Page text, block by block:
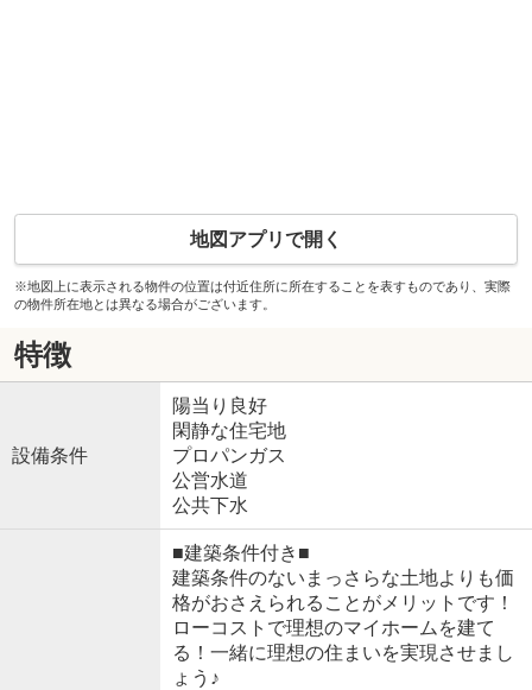
地図アプリで開く
※地図上に表示される物件の位置は付近住所に所在することを表すものであり、実際
の物件所在地とは異なる場合がございます。
特徴
設備条件
陽当り良好
閑静な住宅地
プロパンガス
公営水道
公共下水
■建築条件付き■
建築条件のないまっさらな土地よりも価
格がおさえられることがメリットです！
ローコストで理想のマイホームを建て
る！一緒に理想の住まいを実現させまし
ょう♪